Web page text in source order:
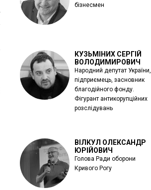
бізнесмен
КУЗЬМІНИХ СЕРГІЙ
ВОЛОДИМИРОВИЧ
Народний депутат України,
підприємець, засновник
благодійного фонду.
Фігурант антикорупційних
розслідувань
ВІЛКУЛ ОЛЕКСАНДР
ЮРІЙОВИЧ
Голова Ради оборони
Кривого Рогу